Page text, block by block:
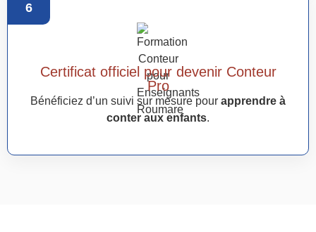
6
Certificat officiel pour devenir Conteur
Pro
Bénéficiez d’un suivi sur mesure pour apprendre à
conter aux enfants.